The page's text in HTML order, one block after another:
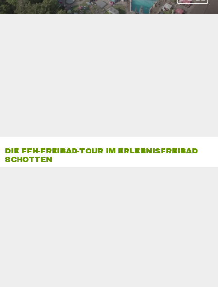
DIE FFH-FREIBAD-TOUR IM ERLEBNISFREIBAD
SCHOTTEN